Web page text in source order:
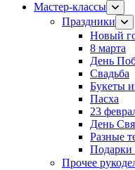
Мастер-классы
Праздники
Новый
8 марта
День
Свадьба
Букеты
Пасха
23
День
Разные
Подарки
Прочее